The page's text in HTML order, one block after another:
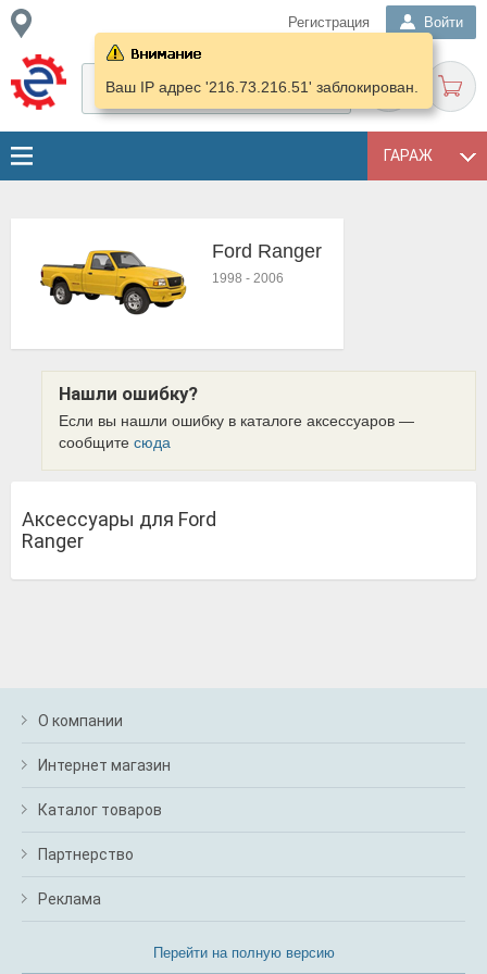
Регистрация Войти
ГАРАЖ
Ваш IP адрес '216.73.216.51' заблокирован.
Ford Ranger
1998 - 2006
Нашли ошибку?
Если вы нашли ошибку в каталоге аксессуаров —
сообщите сюда
Аксессуары для Ford
Ranger
О компании
Интернет магазин
Каталог товаров
Партнерство
Реклама
Перейти на полную версию